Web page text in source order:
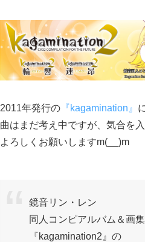
2011年発行の 『kagamination』
曲はまだ考え中ですが、気合を
よろしくお願いしますm(__)m
鏡音リン・レン
同人コンピアルバム＆画
『kagamination2』の